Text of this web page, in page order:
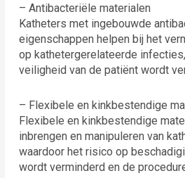
– Antibacteriële materialen
Katheters met ingebouwde
eigenschappen helpen bij het
op kathetergerelateerde
veiligheid van de patiënt wordt
– Flexibele en kinkbestendige
Flexibele en kinkbestendige
inbrengen en manipuleren van
waardoor het risico op
wordt verminderd en de